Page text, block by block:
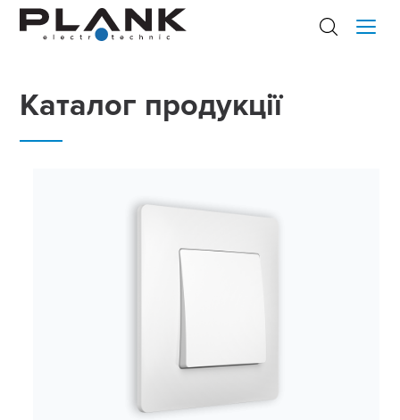
Каталог продукції